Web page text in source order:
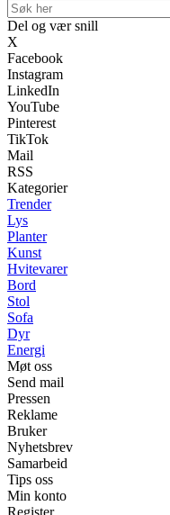
Del og vær snill
X
Facebook
Instagram
LinkedIn
YouTube
Pinterest
TikTok
Mail
RSS
Kategorier
Trender
Lys
Planter
Kunst
Hvitevarer
Bord
Stol
Sofa
Dyr
Energi
Møt oss
Send mail
Pressen
Reklame
Bruker
Nyhetsbrev
Samarbeid
Tips oss
Min konto